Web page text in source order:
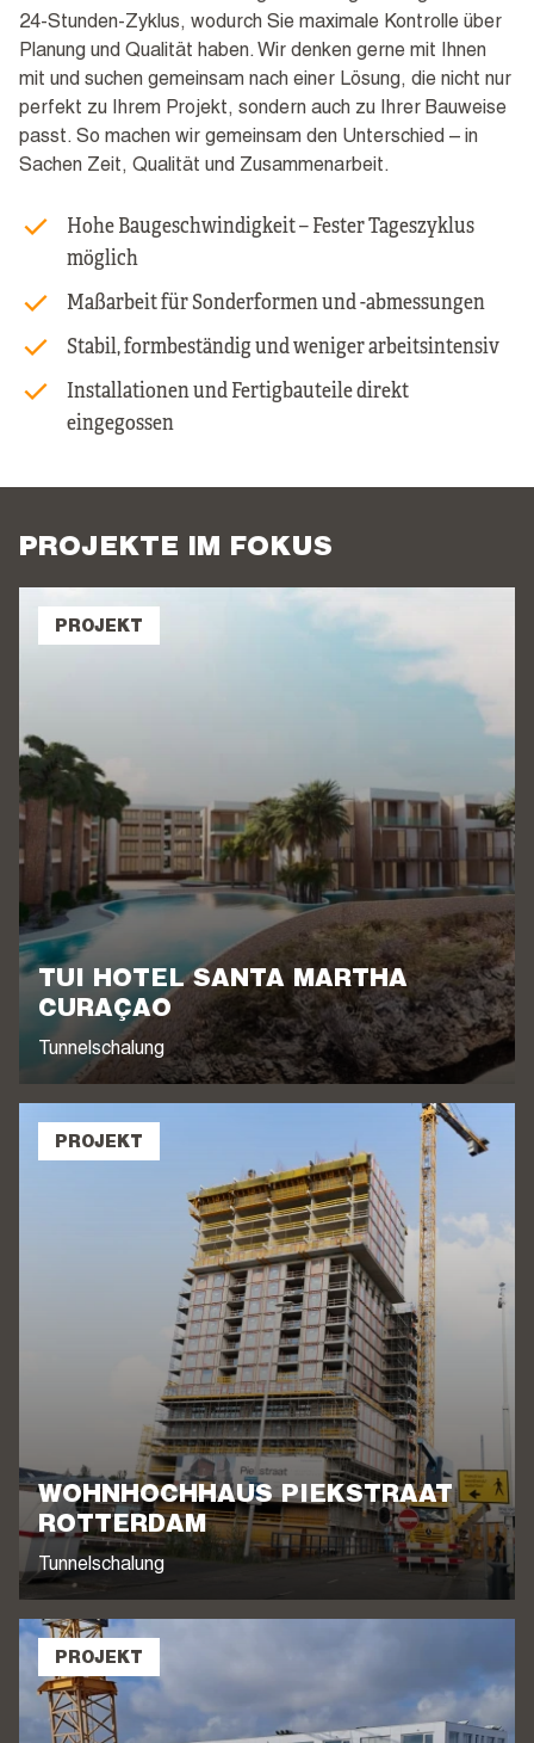
24-Stunden-Zyklus, wodurch Sie maximale Kontrolle über
Planung und Qualität haben. Wir denken gerne mit Ihnen
mit und suchen gemeinsam nach einer Lösung, die nicht nur
perfekt zu Ihrem Projekt, sondern auch zu Ihrer Bauweise
passt. So machen wir gemeinsam den Unterschied – in
Sachen Zeit, Qualität und Zusammenarbeit.
Hohe Baugeschwindigkeit – Fester Tageszyklus
möglich
Maßarbeit für Sonderformen und -abmessungen
Stabil, formbeständig und weniger arbeitsintensiv
Installationen und Fertigbauteile direkt
eingegossen
PROJEKTE IM FOKUS
PROJEKT
TUI HOTEL SANTA MARTHA
CURAÇAO
Tunnelschalung
PROJEKT
WOHNHOCHHAUS PIEKSTRAAT
ROTTERDAM
Tunnelschalung
PROJEKT